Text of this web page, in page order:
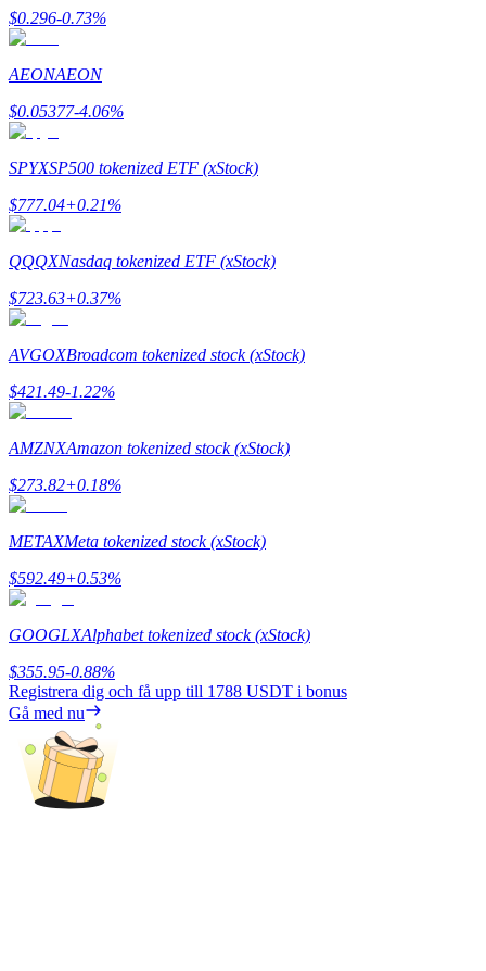
Tjäna
Power Piggy
Tjäna konkurrenskraftiga belöningar dagligen
Launchpool
$0.296-0.73%
AEONAEON
$0.05377-4.06%
SPYXSP500 tokenized ETF (xStock)
$777.04+0.21%
QQQXNasdaq tokenized ETF (xStock)
$723.63+0.37%
AVGOXBroadcom tokenized stock (xStock)
$421.49-1.22%
AMZNXAmazon tokenized stock (xStock)
$273.82+0.18%
METAXMeta tokenized stock (xStock)
$592.49+0.53%
GOOGLXAlphabet tokenized stock (xStock)
$355.95-0.88%
Registrera dig och få upp till 1788 USDT i bonus
Gå med nu